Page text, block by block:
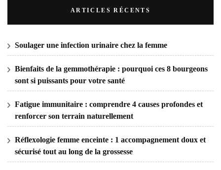
ARTICLES RÉCENTS
Soulager une infection urinaire chez la femme
Bienfaits de la gemmothérapie : pourquoi ces 8 bourgeons
sont si puissants pour votre santé
Fatigue immunitaire : comprendre 4 causes profondes et
renforcer son terrain naturellement
Réflexologie femme enceinte : 1 accompagnement doux et
sécurisé tout au long de la grossesse